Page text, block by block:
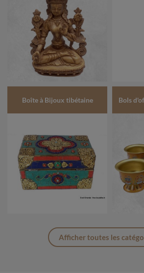
Boîte à Bijoux tibétaine Bols
Afficher toutes les